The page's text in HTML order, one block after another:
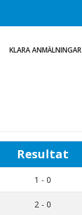
KLARA ANMÄLNINGAR
Resultat
1 - 0
2 - 0